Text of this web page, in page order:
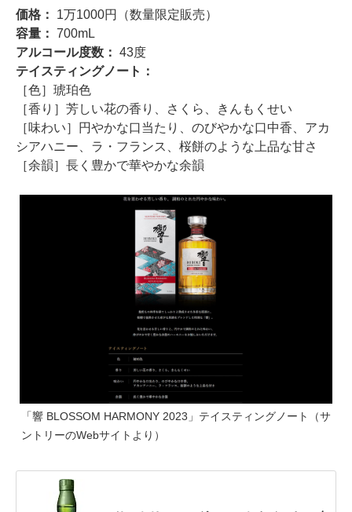
価格： 1万1000円（数量限定販売）
容量： 700mL
アルコール度数： 43度
テイスティングノート：
［色］琥珀色
［香り］芳しい花の香り、さくら、きんもくせい
［味わい］円やかな口当たり、のびやかな口中香、アカ
シアハニー、ラ・フランス、桜餅のような上品な甘さ
［余韻］長く豊かで華やかな余韻
「響 BLOSSOM HARMONY 2023」テイスティングノート（サ
ントリーのWebサイトより）